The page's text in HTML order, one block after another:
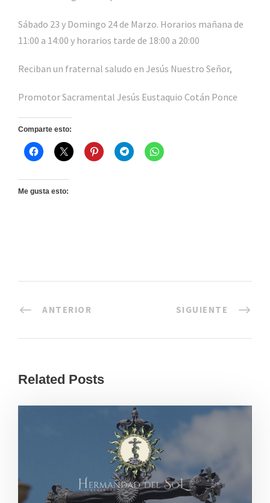
Sábado 23 y Domingo 24 de Marzo. Horarios mañana de
11:00 a 14:00 y horarios tarde de 18:00 a 20:00
Reciban un fraternal saludo en Jesús Nuestro Señor,
Promotor Sacramental Jesús Eustaquio Cotán Ponce
Comparte esto:
Me gusta esto:
ANTERIOR SIGUIENTE
Related Posts